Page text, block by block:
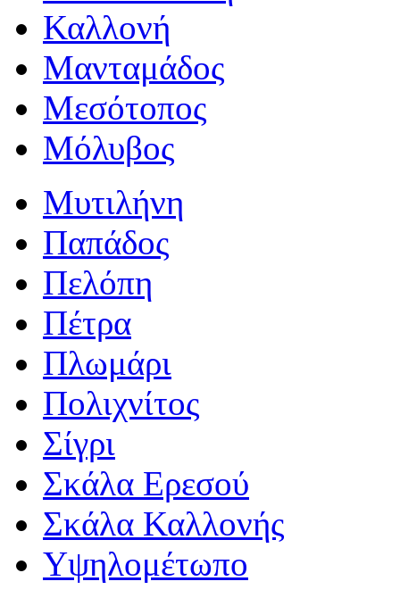
Καλλονή
Μανταμάδος
Μεσότοπος
Μόλυβος
Μυτιλήνη
Παπάδος
Πελόπη
Πέτρα
Πλωμάρι
Πολιχνίτος
Σίγρι
Σκάλα Ερεσού
Σκάλα Καλλονής
Υψηλομέτωπο